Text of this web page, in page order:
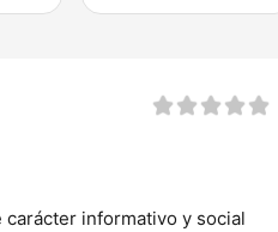
carácter informativo y social